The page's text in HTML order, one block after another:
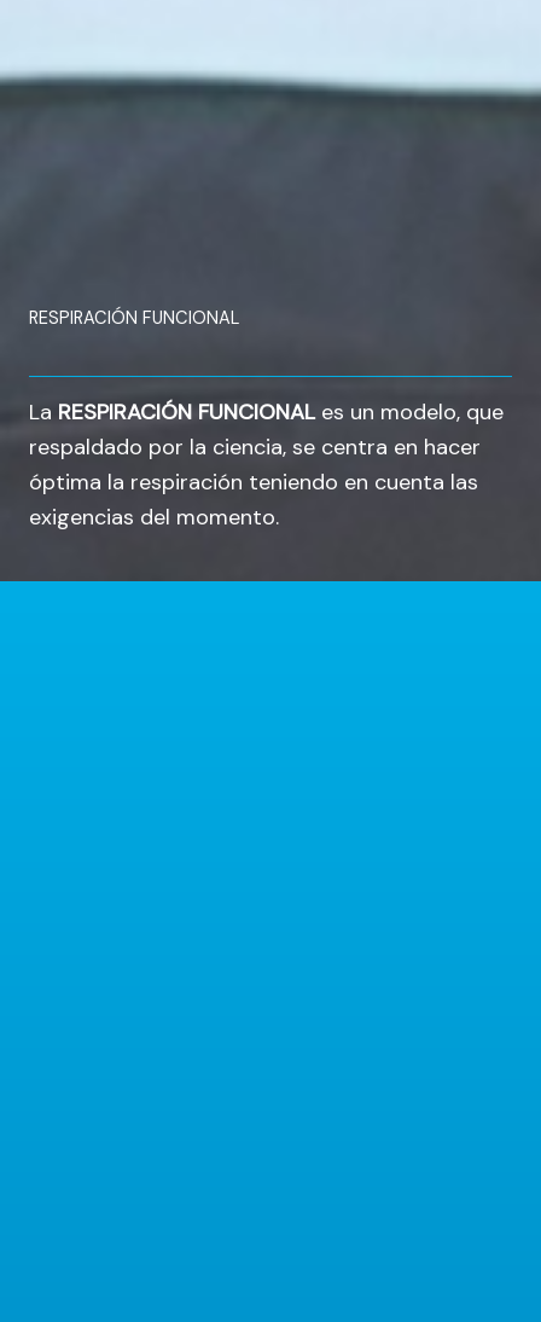
RESPIRACIÓN FUNCIONAL
La RESPIRACIÓN FUNCIONALes un modelo, que
respaldado por la ciencia, se centra en hacer
óptima la respiración teniendo en cuenta las
exigencias del momento.